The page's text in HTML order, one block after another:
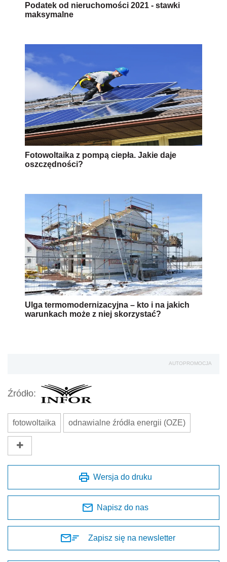
Podatek od nieruchomości 2021 - stawki
maksymalne
Fotowoltaika z pompą ciepła. Jakie daje
oszczędności?
Ulga termomodernizacyjna – kto i na jakich
warunkach może z niej skorzystać?
AUTOPROMOCJA
Źródło:
fotowoltaika odnawialne źródła energii (OZE)
Wersja do druku
Napisz do nas
Zapisz się na newsletter